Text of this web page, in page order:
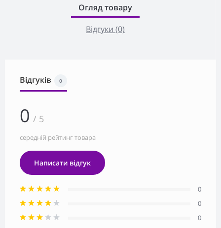
Огляд товару
Відгуки (0)
Відгуків 0
0 / 5
середній рейтинг товара
Написати відгук
0
0
0